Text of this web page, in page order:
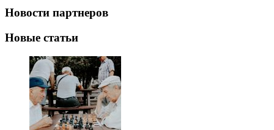
Новости партнеров
Новые статьи